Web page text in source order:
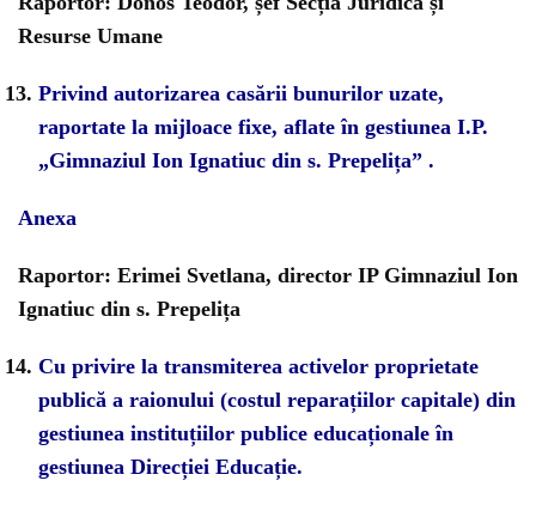
Resurse Umane
Privind autorizarea casării bunurilor uzate,
raportate la mijloace fixe, aflate în gestiunea I.P.
„Gimnaziul Ion Ignatiuc din s. Prepelița” .
Anexa
Raportor: Erimei Svetlana, director IP Gimnaziul Ion
Ignatiuc din s. Prepelița
Cu privire la transmiterea activelor proprietate
publică a raionului (costul reparațiilor capitale) din
gestiunea instituțiilor publice educaționale în
gestiunea Direcției Educație.